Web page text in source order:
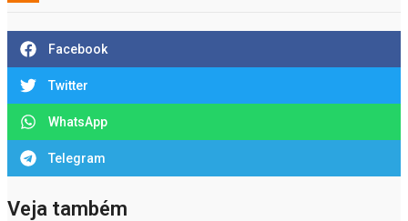
Facebook
Twitter
WhatsApp
Telegram
Veja também